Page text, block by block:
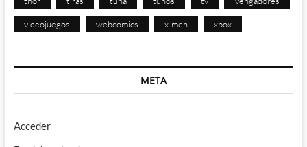
videojuegos webcomics x-men xbox
META
Acceder